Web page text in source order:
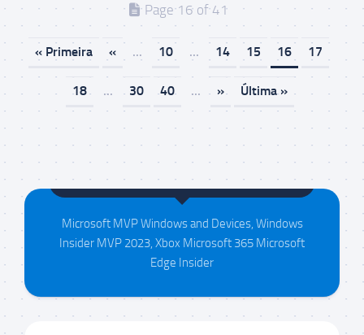
Page 16 of 41
« Primeira « ... 10 ... 14 15 16 17
18 ... 30 40 ... » Última »
Maison da Silva
Microsoft MVP Windows and Devices, Windows
Insider MVP 2023, Xbox Microsoft 365 Microsoft
Edge Insider